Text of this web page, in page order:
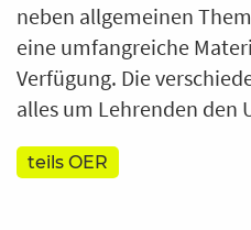
neben allgemeinen
eine umfangreiche
Verfügung. Die
alles um Lehrenden
teils OER